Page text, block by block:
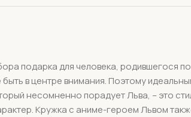
подарка для человека, родившегося
в центре внимания. Поэтому
несомненно порадует Льва, – это
Кружка с аниме-героем Львом